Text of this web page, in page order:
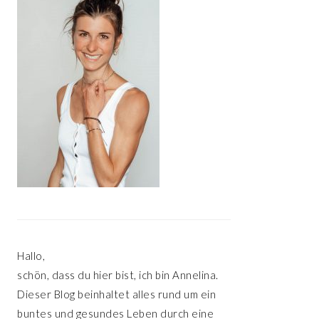
Hallo,
schön, dass du hier bist, ich bin Annelina.
Dieser Blog beinhaltet alles rund um ein
buntes und gesundes Leben durch eine